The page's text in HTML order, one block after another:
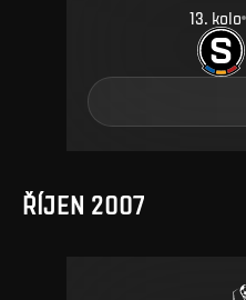
13 kolo
ŘÍJEN 2007